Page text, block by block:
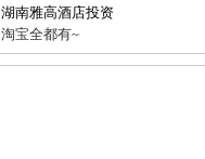
湖南雅高酒店投资
淘宝全都有~